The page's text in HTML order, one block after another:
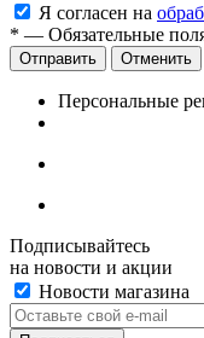
Я согласен на
* — Обязательные
Отменить
Персональные
Подписывайтесь
на новости и акции
Новости магазина